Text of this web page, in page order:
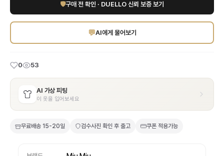
🛡구매 전 확인 · DUELLO 신뢰 보증 보기
💬AI에게 물어보기
0 53
AI 가상 피팅
이 옷을 입어보세요
무료배송 15-20일 검수사진 확인 후 출고 쿠폰 적용가능